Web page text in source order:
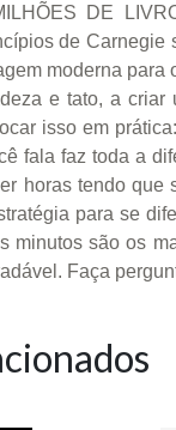
DE
de
moderna
e tato, a
isso em
fala faz toda a
horas tendo
para se
minutos são os
Faça